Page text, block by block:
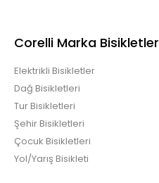
Corelli Marka Bisikletler
Elektrikli Bisikletler
Dağ Bisikletleri
Tur Bisikletleri
Şehir Bisikletleri
Çocuk Bisikletleri
Yol/Yarış Bisikleti